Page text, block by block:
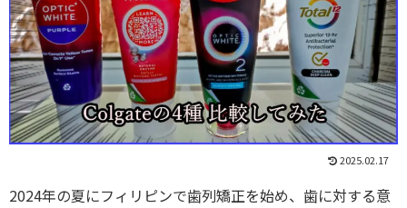
2025.02.17
2024年の夏にフィリピンで歯列矯正を始め、歯に対する意